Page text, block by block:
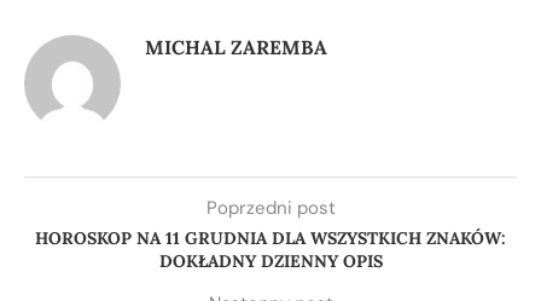
MICHAL ZAREMBA
Poprzedni post
HOROSKOP NA 11 GRUDNIA DLA WSZYSTKICH ZNAKÓW:
DOKŁADNY DZIENNY OPIS